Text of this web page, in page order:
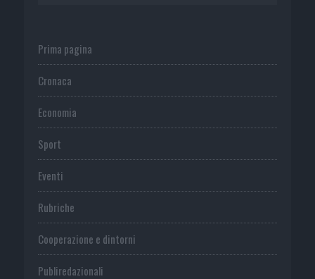
Prima pagina
Cronaca
Economia
Sport
Eventi
Rubriche
Cooperazione e dintorni
Publiredazionali